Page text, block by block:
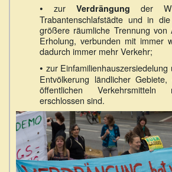
• zur Verdrängung der
Trabantenschlafstädte und in
größere räumliche Trennung
Erholung, verbunden mit immer
dadurch immer mehr Verkehr;
• zur
Entvölkerung ländlicher
öffentlichen Verkehrsmitteln
erschlossen sind.